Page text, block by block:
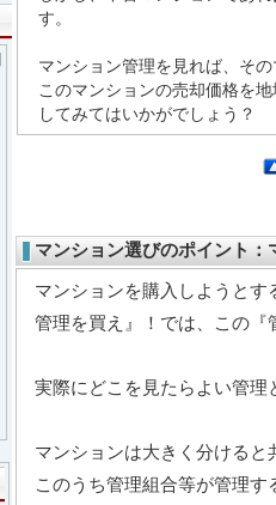
す。
マンション管理を見れば、そ
このマンションの売却価格を
してみてはいかがでしょう？
マンション選びのポイント
マンションを購入しようと
管理を買え』！では、この
実際にどこを見たらよい管理
マンションは大きく分ける
このうち管理組合等が管理